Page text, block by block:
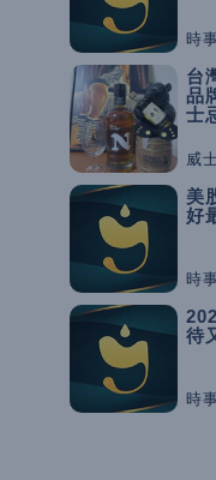
時事
台
品
士
威
美
好
時事
待
時事